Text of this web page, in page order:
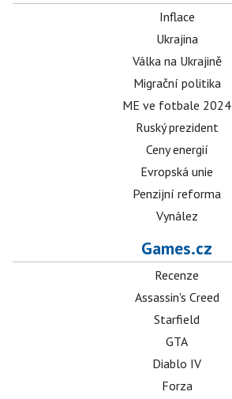
Inflace
Ukrajina
Válka na Ukrajině
Migrační politika
ME ve fotbale 2024
Ruský prezident
Ceny energií
Evropská unie
Penzijní reforma
Vynález
Games.cz
Recenze
Assassin's Creed
Starfield
GTA
Diablo IV
Forza